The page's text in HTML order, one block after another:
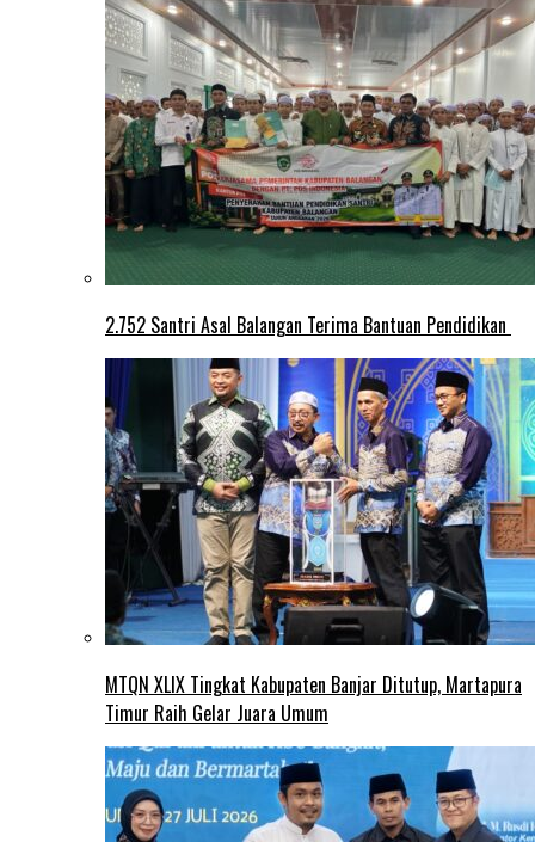
2.752 Santri Asal Balangan Terima Bantuan Pendidikan
MTQN XLIX Tingkat Kabupaten Banjar Ditutup, Martapura
Timur Raih Gelar Juara Umum